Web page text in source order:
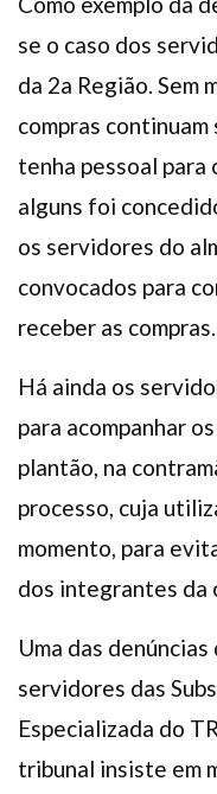
se o caso dos
da 2a Região. Sem
compras
tenha pessoal para
alguns foi
os servidores do
convocados para
receber as compras.
Há ainda os
para acompanhar
plantão, na
processo, cuja
momento, para
dos integrantes da
Uma das
servidores das
Especializada do
tribunal insiste em